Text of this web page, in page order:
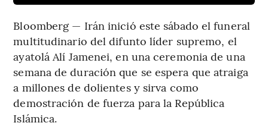
Bloomberg — Irán inició este sábado el funeral
multitudinario del difunto líder supremo, el
ayatolá Alí Jamenei, en una ceremonia de una
semana de duración que se espera que atraiga
a millones de dolientes y sirva como
demostración de fuerza para la República
Islámica.